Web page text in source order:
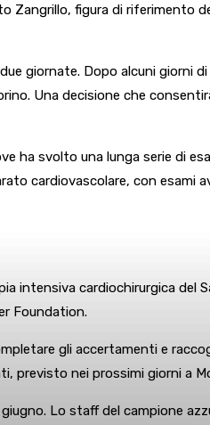
Zangrillo, figura di riferimento
giornate. Dopo alcuni giorni
Una decisione che
ha svolto una lunga serie di
cardiovascolare, con esami
intensiva cardiochirurgica del
Foundation.
gli accertamenti e
previsto nei prossimi giorni a
Lo staff del campione